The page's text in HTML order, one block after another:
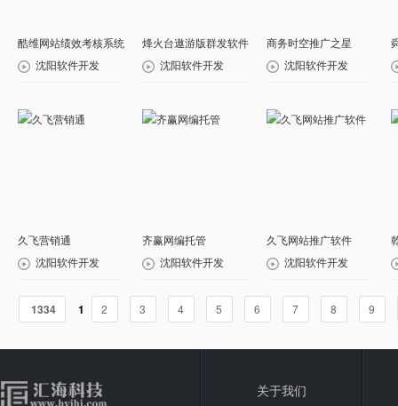
酷维网站绩效考核系统
沈阳软件开发
烽火台遨游版群发软件
沈阳软件开发
商务时空推广之星
沈阳软件开发
久飞营销通
沈阳软件开发
齐赢网编托管
沈阳软件开发
久飞网站推广软件
沈阳软件开发
1334 1 2 3 4 5 6 7 8 9
关于我们